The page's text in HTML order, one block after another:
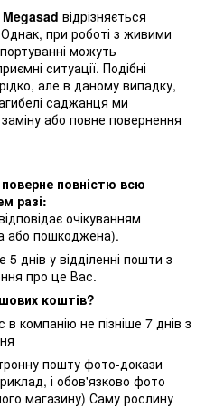
відрізняється
при роботі з живими
можуть
ситуації. Подібні
але в даному випадку,
саджанця ми
або повне повернення
повністю всю
разі:
очікуванням
або пошкоджена).
днів у відділенні пошти з
про це Вас.
коштів?
компанію не пізніше 7 днів з
пошту фото-докази
і обов'язково фото
магазину) Саму рослину